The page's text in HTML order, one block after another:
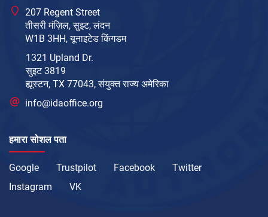
207 Regent Street
तीसरी मंज़िल, सुइट, लंदन
W1B 3HH, यूनाइटेड किंगडम
1321 Upland Dr.
सुइट 3819
ह्यूस्टन, TX 77043, संयुक्त राज्य अमेरिका
info@idaoffice.org
हमारा सोशल पता
Google Trustpilot Facebook
Twitter
Instagram
VK